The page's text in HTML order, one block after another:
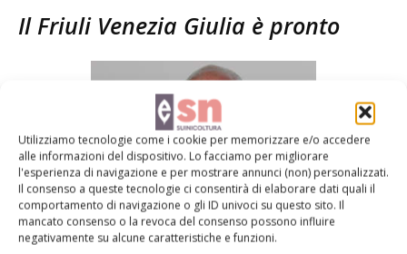
Utilizziamo tecnologie come i cookie per memorizzare e/o accedere
alle informazioni del dispositivo. Lo facciamo per migliorare
l'esperienza di navigazione e per mostrare annunci (non) personalizzati.
Il consenso a queste tecnologie ci consentirà di elaborare dati quali il
comportamento di navigazione o gli ID univoci su questo sito. Il
mancato consenso o la revoca del consenso possono influire
negativamente su alcune caratteristiche e funzioni.
Il Friuli Venezia Giulia è pronto
Manlio Palei